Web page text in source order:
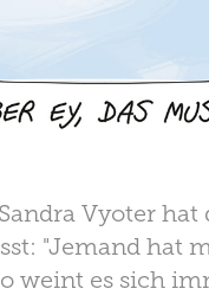
Vyoter
"Jemand hat
weint es sich